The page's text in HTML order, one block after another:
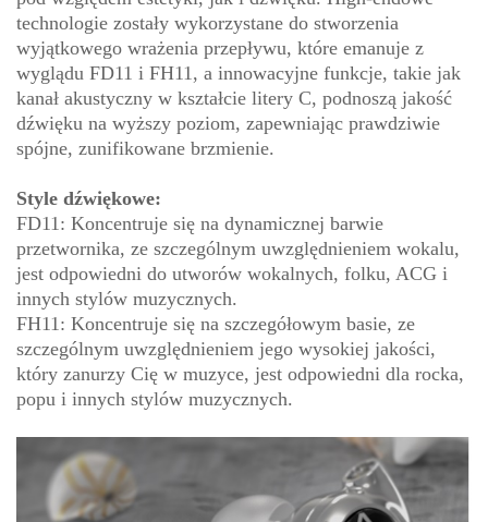
technologie zostały wykorzystane do stworzenia
wyjątkowego wrażenia przepływu, które emanuje z
wyglądu FD11 i FH11, a innowacyjne funkcje, takie jak
kanał akustyczny w kształcie litery C, podnoszą jakość
dźwięku na wyższy poziom, zapewniając prawdziwie
spójne, zunifikowane brzmienie.
Style dźwiękowe:
FD11: Koncentruje się na dynamicznej barwie
przetwornika, ze szczególnym uwzględnieniem wokalu,
jest odpowiedni do utworów wokalnych, folku, ACG i
innych stylów muzycznych.
FH11: Koncentruje się na szczegółowym basie, ze
szczególnym uwzględnieniem jego wysokiej jakości,
który zanurzy Cię w muzyce, jest odpowiedni dla rocka,
popu i innych stylów muzycznych.